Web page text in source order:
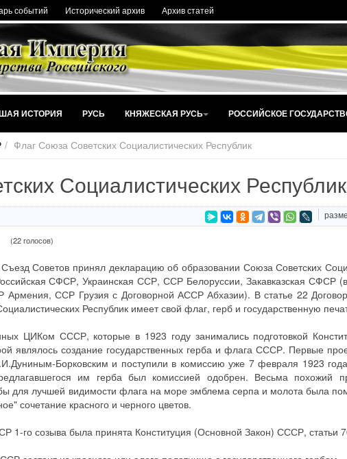
событий Исторический архив Архив статей
ИСТОРИЯ РУСЬ КНЯЖЕСКАЯ РУСЬ РОССИЙСКОЕ
Флаг Союза Советских Социалистических Республик
Социалистических Республик
(22 голосов)
Советов принял декларацию об образовании Союза Советских
СФСР, Украинская ССР, ССР Белоруссии, Закавказская СФСР
Армения, ССР Грузия с Договорной АССР Абхазии). В статье 22
Республик имеет свой флаг, герб и государственную
ЦИКом СССР, которые в 1923 году занимались подготовкой
являлось создание государственных герба и флага СССР. Первые
Борковским и поступили в комиссию уже 7 февраля 1923
им герба был комиссией одобрен. Весьма похожий
для лучшей видимости флага на море эмблема серпа и молота была
сочетание красного и черного цветов.
1-го созыва была принята Конституция (Основной Закон) СССР, статьи